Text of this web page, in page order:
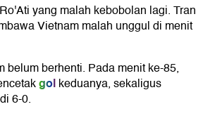
Ro'Ati yang malah kebobolan lagi. Tran
Vietnam malah unggul di menit
belum berhenti. Pada menit ke-85,
golkeduanya, sekaligus
6-0.